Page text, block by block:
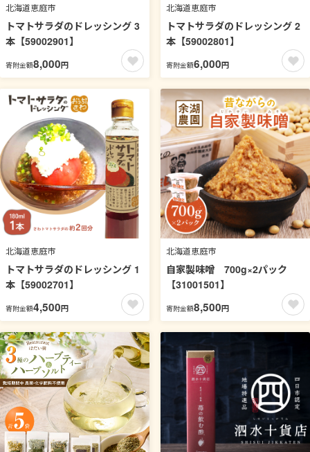
北海道恵庭市
トマトサラダのドレッシング 3
本【59002901】
寄附金額8,000円
北海道恵庭市
トマトサラダのドレッシング 2
本【59002801】
寄附金額6,000円
北海道恵庭市
トマトサラダのドレッシング 1
本【59002701】
寄附金額4,500円
北海道恵庭市
自家製味噌 700g×2パック
【31001501】
寄附金額8,500円